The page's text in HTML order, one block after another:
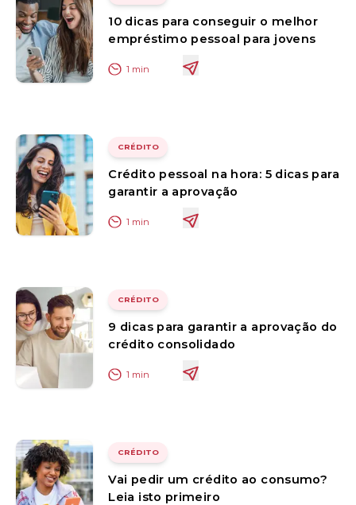
10 dicas para conseguir o melhor
empréstimo pessoal para jovens
1 min
CRÉDITO
Crédito pessoal na hora: 5 dicas para
garantir a aprovação
1 min
CRÉDITO
9 dicas para garantir a aprovação do
crédito consolidado
1 min
CRÉDITO
Vai pedir um crédito ao consumo?
Leia isto primeiro